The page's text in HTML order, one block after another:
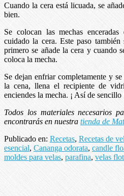
Cuando la cera está licuada, se
bien.
Se colocan las mechas
cuidado la cera. Este paso
primero se añade la cera y cuando
coloca la mecha.
Se dejan enfriar completamente y
la cena, llena el recipiente de
enciendes la mecha. ¡ Así de sencillo
Todos los materiales necesarios
encontrarás en nuestra tienda de
Publicado en: Recetas, Recetas de
esencial, Cananga odorata, candle
moldes para velas, parafina, velas